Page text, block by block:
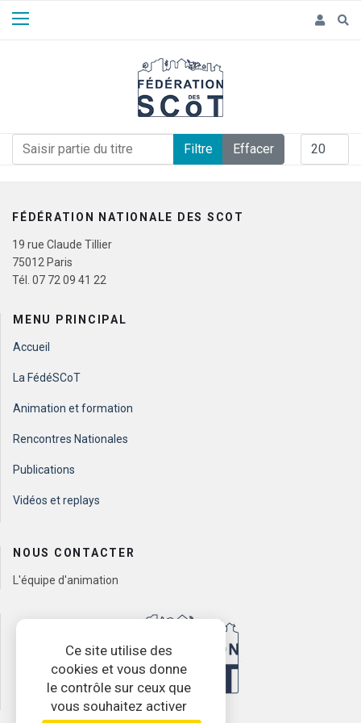
Filtre Effacer
FÉDÉRATION NATIONALE DES SCOT
19 rue Claude Tillier
75012 Paris
Tél. 07 72 09 41 22
MENU PRINCIPAL
Accueil
La FédéSCoT
Animation et formation
Rencontres Nationales
Publications
Vidéos et replays
NOUS CONTACTER
L'équipe d'animation
Ce site utilise des
cookies et vous donne
le contrôle sur ceux que
vous souhaitez activer